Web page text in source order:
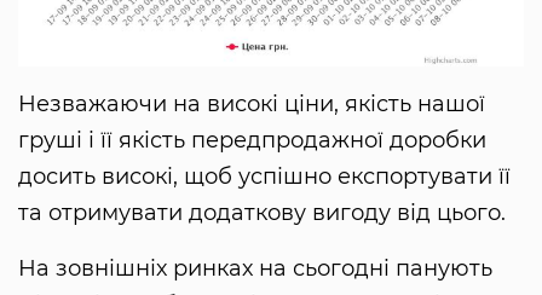
Незважаючи на високі ціни, якість нашої
груші і її якість передпродажної доробки
досить високі, щоб успішно експортувати її
та отримувати додаткову вигоду від цього.
На зовнішніх ринках на сьогодні панують